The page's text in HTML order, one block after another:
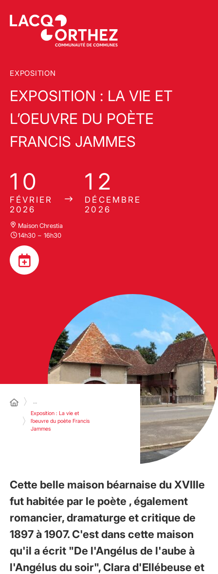
EXPOSITION
EXPOSITION : LA VIE ET
L’OEUVRE DU POÈTE
FRANCIS JAMMES
10
FÉVRIER
2026
12
DÉCEMBRE
2026
Maison Chrestia
14h30 – 16h30
…
Exposition : La vie et
l’oeuvre du poète Francis
Jammes
Cette belle maison béarnaise du XVIIIe
fut habitée par le poète , également
romancier, dramaturge et critique de
1897 à 1907. C'est dans cette maison
qu'il a écrit "De l'Angélus de l'aube à
l'Angélus du soir", Clara d'Ellébeuse et